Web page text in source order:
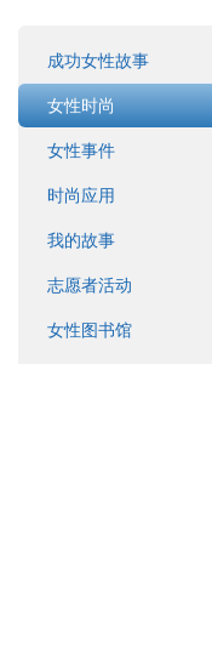
成功女性故事
女性时尚
女性事件
时尚应用
我的故事
志愿者活动
女性图书馆